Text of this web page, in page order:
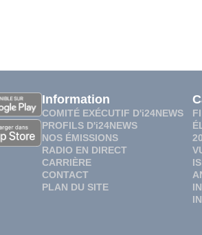
Information
COMITÉ EXÉCUTIF D'i24NEWS
PROFILS D'i24NEWS
NOS ÉMISSIONS
RADIO EN DIRECT
CARRIÈRE
CONTACT
PLAN DU SITE